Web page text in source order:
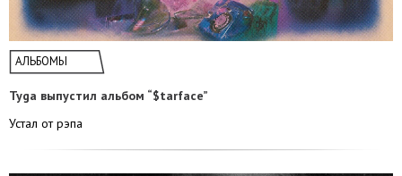
АЛЬБОМЫ
Tyga выпустил альбом “$tarface”
Устал от рэпа